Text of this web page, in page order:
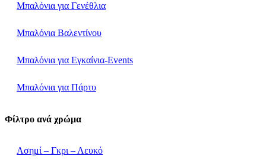
Μπαλόνια για Γενέθλια
Μπαλόνια Βαλεντίνου
Μπαλόνια για Εγκαίνια-Events
Μπαλόνια για Πάρτυ
Φίλτρο ανά χρώμα
Ασημί – Γκρι – Λευκό